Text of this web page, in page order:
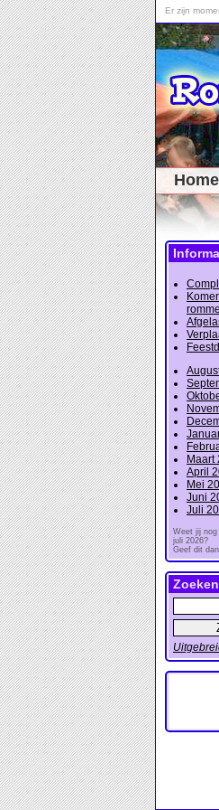
Er zijn
Home
Maart
April
Mei
Juni
Juli
Weet jij
juli 2026?
Geef dit
Zoeken